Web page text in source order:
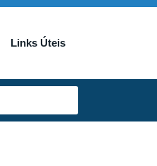
Links Úteis